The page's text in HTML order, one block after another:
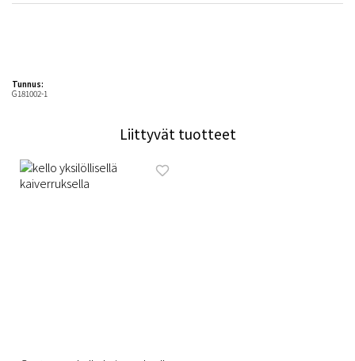
Tunnus:
G181002-1
Liittyvät tuotteet